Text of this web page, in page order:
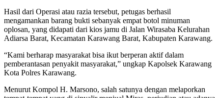
Hasil dari Operasi atau razia tersebut, petugas berhasil
mengamankan barang bukti sebanyak empat botol minuman
oplosan, yang didapati dari kios jamu di Jalan Wirasaba Kelurahan
Adiarsa Barat, Kecamatan Karawang Barat, Kabupaten Karawang.
“Kami berharap masyarakat bisa ikut berperan aktif dalam
pemberantasan penyakit masyarakat,” ungkap Kapolsek Karawang
Kota Polres Karawang.
Menurut Kompol H. Marsono, salah satunya dengan melaporkan